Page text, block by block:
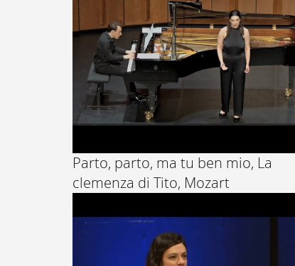
Parto, parto, ma tu ben mio, La
clemenza di Tito, Mozart